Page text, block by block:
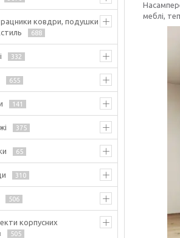
меблі,
ковдри, подушки
688
332
655
141
375
65
310
506
корпусних
505